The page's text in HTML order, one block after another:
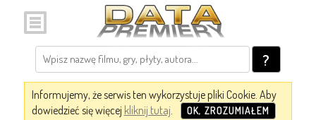
?
Informujemy, że serwis ten wykorzystuje pliki Cookie. Aby
dowiedzieć się więcej kliknij tutaj. OK, ZROZUMIAŁEM